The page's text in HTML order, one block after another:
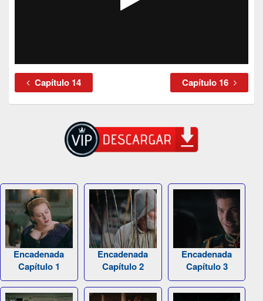
Capítulo 14 Capítulo 16
Encadenada
Capítulo 1
Encadenada
Capítulo 2
Encadenada
Capítulo 3